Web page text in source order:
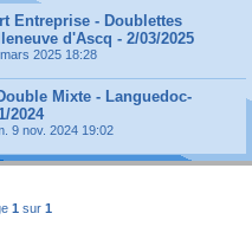
Entreprise - Doublettes
d'Ascq - 2/03/2025
2025 18:28
Mixte - Languedoc-
2024
9 nov. 2024 19:02
1 sur 1